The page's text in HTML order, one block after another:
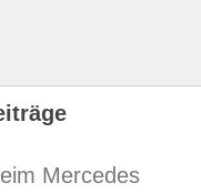
Mercedes